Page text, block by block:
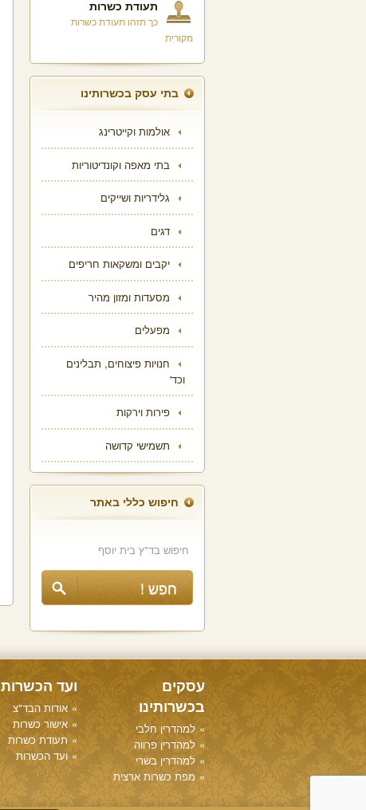
תעודת כשרות
כך תזהו תעודת כשרות
מקורית
בתי עסק בכשרותינו
אולמות וקייטרינג
בתי מאפה וקונדיטוריות
גלידריות ושייקים
דגים
יקבים ומשקאות חריפים
מסעדות ומזון מהיר
מפעלים
חנויות פיצוחים, תבלינים
וכד'
פירות וירקות
תשמישי קדושה
חיפוש כללי באתר
עסקים
בכשרותינו
למהדרין חלבי
למהדרין פרווה
למהדרין בשרי
מפת כשרות ארצית
ועד הכשרות
אודות הבד"צ
אישור כשרות
תעודת כשרות
ועד הכשרות